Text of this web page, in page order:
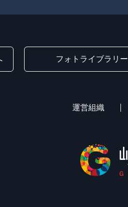
フォトライブラリー
運営組織